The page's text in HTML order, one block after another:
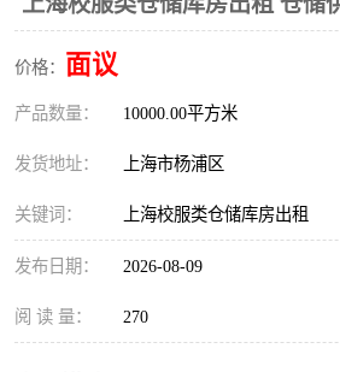
价格： 面议
产品数量： 10000.00平方米
发货地址： 上海市杨浦区
关键词： 上海校服类仓储库房出租
发布日期： 2026-08-09
阅 读 量： 270